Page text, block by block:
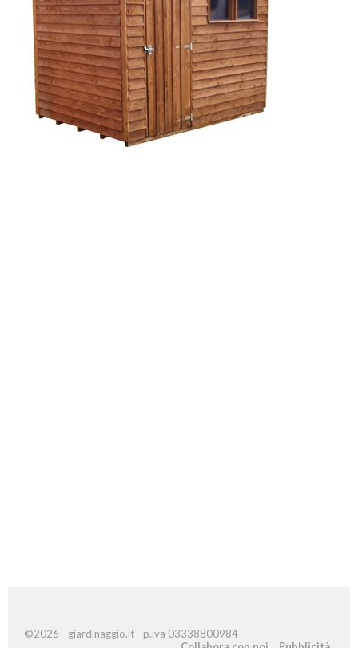
©2026 - giardinaggio.it - p.iva 03338800984